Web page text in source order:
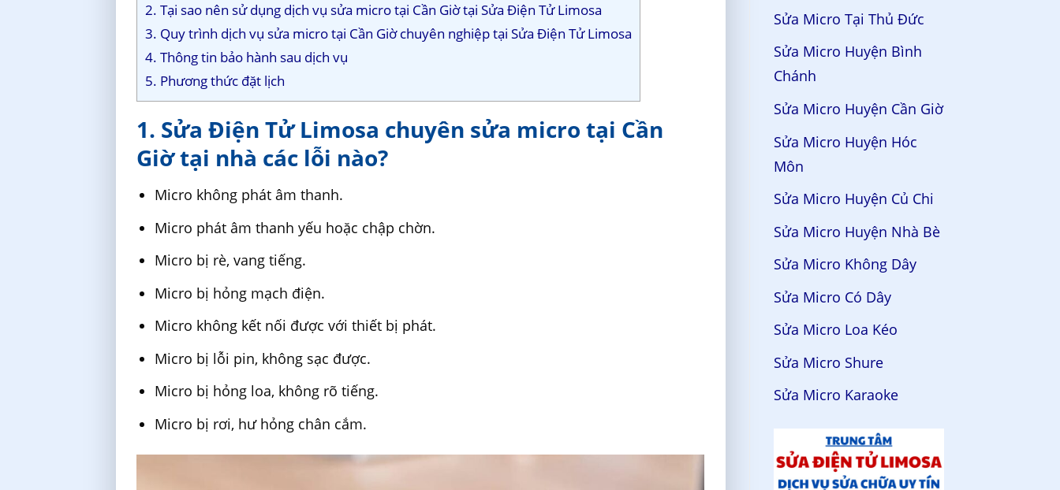
2. Tại sao nên sử dụng dịch vụ sửa micro tại Cần Giờ tại Sửa Điện Tử Limosa
3. Quy trình dịch vụ sửa micro tại Cần Giờ chuyên nghiệp tại Sửa Điện Tử Limosa
4. Thông tin bảo hành sau dịch vụ
5. Phương thức đặt lịch
1. Sửa Điện Tử Limosa chuyên sửa micro tại Cần
Giờ tại nhà các lỗi nào?
Micro không phát âm thanh.
Micro phát âm thanh yếu hoặc chập chờn.
Micro bị rè, vang tiếng.
Micro bị hỏng mạch điện.
Micro không kết nối được với thiết bị phát.
Micro bị lỗi pin, không sạc được.
Micro bị hỏng loa, không rõ tiếng.
Micro bị rơi, hư hỏng chân cắm.
Sửa Micro Tại Thủ Đức
Sửa Micro Huyện Bình
Chánh
Sửa Micro Huyện Cần Giờ
Sửa Micro Huyện Hóc
Môn
Sửa Micro Huyện Củ Chi
Sửa Micro Huyện Nhà Bè
Sửa Micro Không Dây
Sửa Micro Có Dây
Sửa Micro Loa Kéo
Sửa Micro Shure
Sửa Micro Karaoke